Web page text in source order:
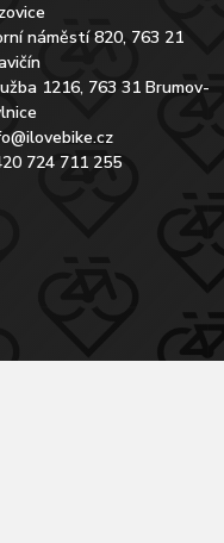
náměstí 820, 763 21
1216, 763 31 Brumov-
724 711 255